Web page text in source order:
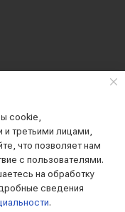
cookie,
и третьими лицами,
что позволяет нам
с пользователями.
на обработку
сведения
.